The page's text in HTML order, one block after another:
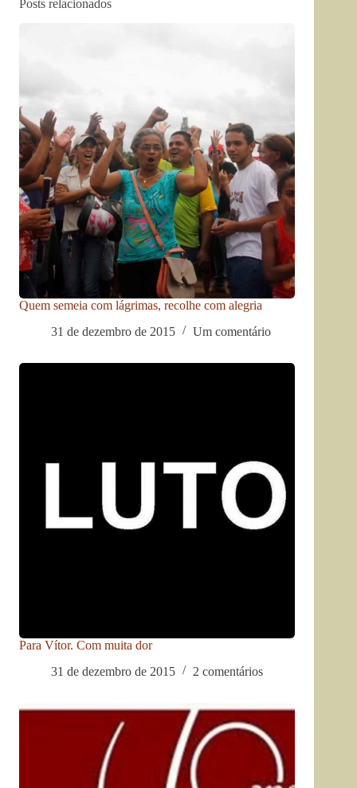
Posts relacionados
Quem semeia com lágrimas, recolhe com alegria
31 de dezembro de 2015
Um comentário
Para Vítor. Com muita dor
31 de dezembro de 2015
2 comentários